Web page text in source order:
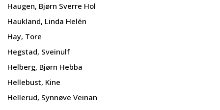
Haugen, Bjørn Sverre Hol
Haukland, Linda Helén
Hay, Tore
Hegstad, Sveinulf
Helberg, Bjørn Hebba
Hellebust, Kine
Hellerud, Synnøve Veinan